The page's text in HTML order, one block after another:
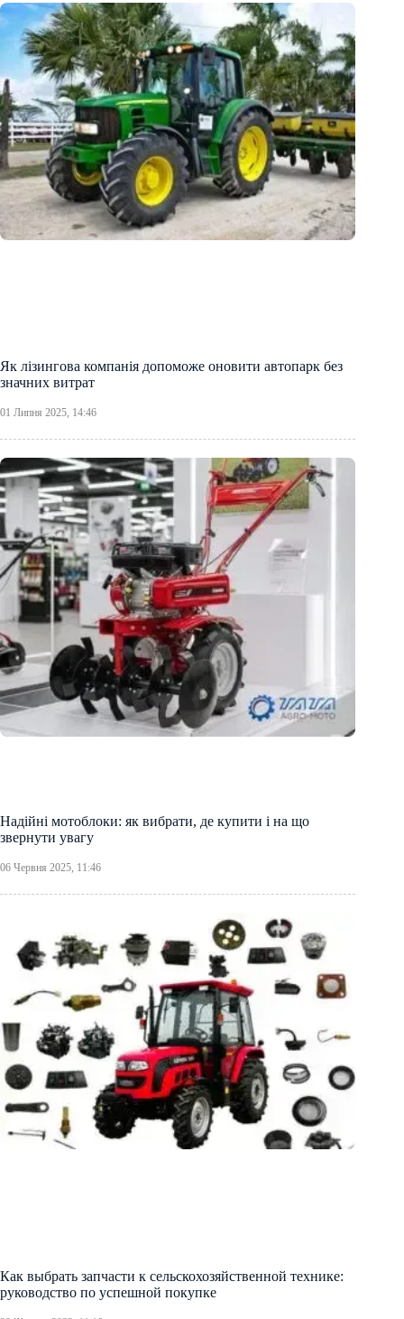
Як лізингова компанія допоможе оновити автопарк без
значних витрат
01 Липня 2025, 14:46
Надійні мотоблоки: як вибрати, де купити і на що
звернути увагу
06 Червня 2025, 11:46
Как выбрать запчасти к сельскохозяйственной технике:
руководство по успешной покупке